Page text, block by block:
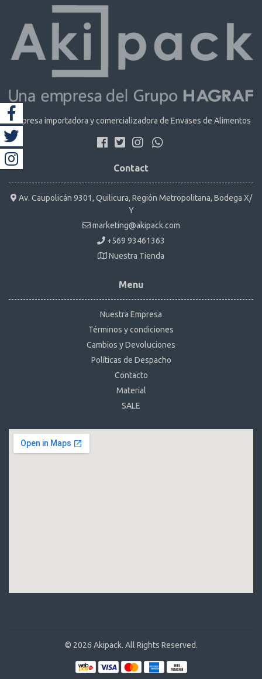
Empresa importadora y comercializadora de Envases de Alimentos
Contact
Av. Caupolicán 9301, Quilicura, Región Metropolitana, Bodega X/
Y
marketing@akipack.com
+569 93461363
Nuestra Tienda
Menu
Nuestra Empresa
Términos y condiciones
Cambios y Devoluciones
Políticas de Despacho
Contacto
Material
SALE
© 2026 Akipack. All Rights Reserved.